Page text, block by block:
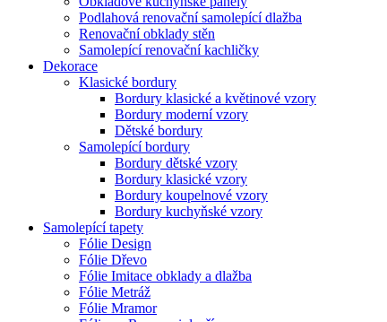
Podlahová renovační samolepící dlažba
Renovační obklady stěn
Samolepící renovační kachličky
Dekorace
Klasické bordury
Bordury klasické a květinové vzory
Bordury moderní vzory
Dětské bordury
Samolepící bordury
Bordury dětské vzory
Bordury klasické vzory
Bordury koupelnové vzory
Bordury kuchyňské vzory
Samolepící tapety
Fólie Design
Fólie Dřevo
Fólie Imitace obklady a dlažba
Fólie Metráž
Fólie Mramor